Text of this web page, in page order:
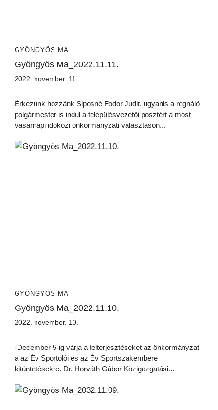
GYÖNGYÖS MA
Gyöngyös Ma_2022.11.11.
2022. november. 11.
Érkezünk hozzánk Siposnè Fodor Judit, ugyanis a regnáló
polgármester is indul a településvezetői posztért a most
vasárnapi időközi önkormányzati választáson...
GYÖNGYÖS MA
Gyöngyös Ma_2022.11.10.
2022. november. 10.
-December 5-ig várja a felterjesztéseket az önkormányzat
a az Év Sportolói és az Év Sportszakembere
kitüntetésekre. Dr. Horváth Gábor Közigazgatási...